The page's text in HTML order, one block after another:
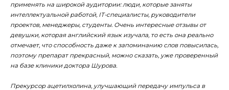
применять на широкой аудитории: люди, которые заняты
интеллектуальной работой, IT-специалисты, руководители
проектов, менеджеры, студенты. Очень интересные отзывы от
девушки, которая английский язык изучала, то есть она реально
отмечает, что способность даже к запоминанию слов повысилась,
поэтому препарат прекрасный, можно сказать, уже проверенный
на базе клиники доктора Шурова.
Прекурсор ацетилхолина, улучшающий передачу импульса в